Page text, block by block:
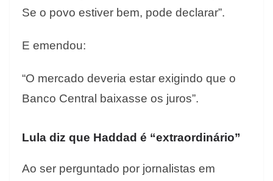
Se o povo estiver bem, pode declarar”.
E emendou:
“O mercado deveria estar exigindo que o
Banco Central baixasse os juros”.
Lula diz que Haddad é “extraordinário”
Ao ser perguntado por jornalistas em